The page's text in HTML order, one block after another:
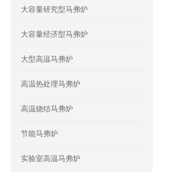
大容量研究型马弗炉
大容量经济型马弗炉
大型高温马弗炉
高温热处理马弗炉
高温烧结马弗炉
节能马弗炉
实验室高温马弗炉